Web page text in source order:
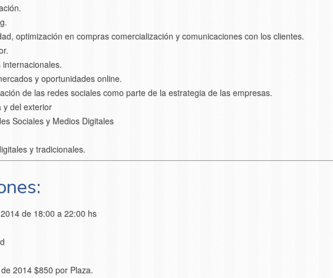
optimización en compras comercialización y comunicaciones con los clientes.
y oportunidades online.
de las redes sociales como parte de la estrategia de las empresas.
y del exterior
Sociales y Medios Digitales
y tradicionales.
de 18:00 a 22:00 hs
2014 $850 por Plaza.